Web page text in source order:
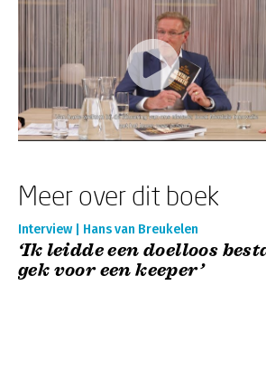
Meer over dit boek
Interview | Hans van Breukelen
‘Ik leidde een doelloos
gek voor een keeper’